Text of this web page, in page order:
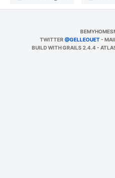
TWITTER @GELLEOUET-
BUILD WITH GRAILS 2.4.4 -